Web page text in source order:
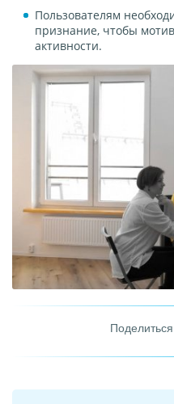
Пользователям
признание, чтобы
активности.